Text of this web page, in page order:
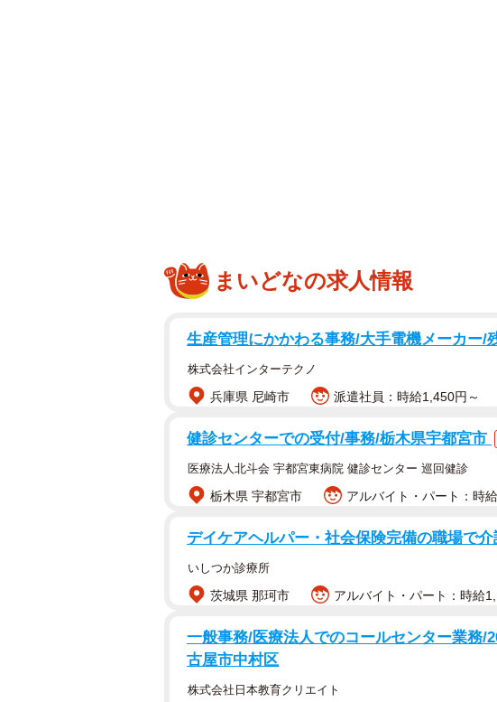
まいどなの求人情報
生産管理にかかわる事務/大手電機メーカー/
株式会社インターテクノ
兵庫県 尼崎市 派遣社員：時給1,450円～
健診センターでの受付/事務/栃木県宇都宮市
医療法人北斗会 宇都宮東病院 健診センター 巡回健診
栃木県 宇都宮市 アルバイト・パート：時
デイケアヘルパー・社会保険完備の職場で
いしつか診療所
茨城県 那珂市 アルバイト・パート：時給
一般事務/医療法人でのコールセンター業務/
古屋市中村区
株式会社日本教育クリエイト